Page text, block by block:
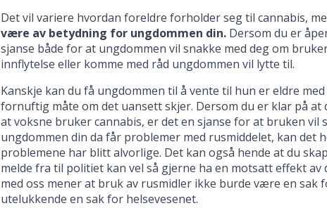
Det vil variere hvordan foreldre forholder seg til cannabis,
være av betydning for ungdommen din. Dersom du er
sjanse både for at ungdommen vil snakke med deg om
innflytelse eller komme med råd ungdommen vil lytte til.
Kanskje kan du få ungdommen til å vente til hun er eldre
fornuftig måte om det uansett skjer. Dersom du er klar på
at voksne bruker cannabis, er det en sjanse for at bruken vil
ungdommen din da får problemer med rusmiddelet, kan det
problemene har blitt alvorlige. Det kan også hende at du
melde fra til politiet kan vel så gjerne ha en motsatt effekt av
med oss mener at bruk av rusmidler ikke burde være en sak
utelukkende en sak for helsevesenet.